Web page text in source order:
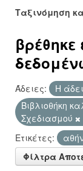
Ταξινόμηση
Άδειες: Η
Βιβλιοθήκη
Σχεδιασμού
Ετικέτες:
Φίλτρα